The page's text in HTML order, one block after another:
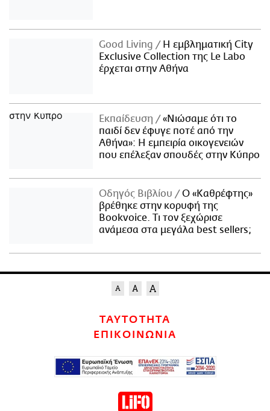
Good Living
Η εμβληματική City
Exclusive Collection της Le Labo
έρχεται στην Αθήνα
Εκπαίδευση
«Νιώσαμε ότι το
παιδί δεν έφυγε ποτέ από την
Αθήνα»: Η εμπειρία οικογενειών
που επέλεξαν σπουδές στην Κύπρο
Οδηγός Βιβλίου
Ο «Καθρέφτης»
βρέθηκε στην κορυφή της
Bookvoice. Τι τον ξεχώρισε
ανάμεσα στα μεγάλα best sellers;
ΤΑΥΤΟΤΗΤΑ
ΕΠΙΚΟΙΝΩΝΙΑ